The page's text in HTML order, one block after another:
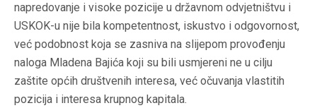
napredovanje i visoke pozicije u državnom odvjetništvu i
USKOK-u nije bila kompetentnost, iskustvo i odgovornost,
već podobnost koja se zasniva na slijepom provođenju
naloga Mladena Bajića koji su bili usmjereni ne u cilju
zaštite općih društvenih interesa, već očuvanja vlastitih
pozicija i interesa krupnog kapitala.